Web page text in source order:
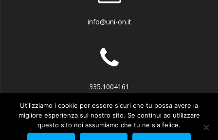
info@uni-on.it
335.1004161
© 2026 UN.I.O.N. Unione Italiana Organismi Notificati e Abilitati.
Utilizziamo i cookie per essere sicuri che tu possa avere la
migliore esperienza sul nostro sito. Se continui ad utilizzare
questo sito noi assumiamo che tu ne sia felice.